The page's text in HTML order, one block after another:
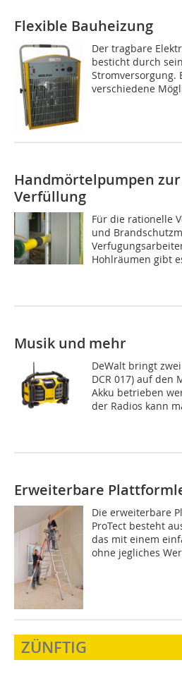
Flexible Bauheizung
Der tragbare
besticht durch
Stromversorgung.
verschiedene
Handmörtelpumpen
Verfüllung
Für die rationelle
und
Hohlräumen gibt
Musik und mehr
DeWalt bringt
DCR 017) auf den
Akku betrieben
der Radios kann
Erweiterbare
Die erweiterbare
ProTect besteht
das mit einem
ohne jegliches
ZÜNFTIG